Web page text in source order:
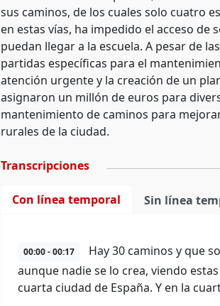
sus caminos, de los cuales solo cuatro
en estas vías, ha impedido el acceso
puedan llegar a la escuela. A pesar de
partidas específicas para el
atención urgente y la creación de un
asignaron un millón de euros para
mantenimiento de caminos para
rurales de la ciudad.
Transcripciones
Con línea temporal Sin línea
00:00 - 00:17
Hay 30 caminos y que
aunque nadie se lo crea, viendo
cuarta ciudad de España. Y en la